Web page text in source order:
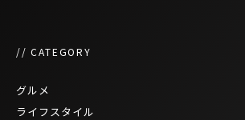
// CATEGORY
グルメ
ライフスタイル